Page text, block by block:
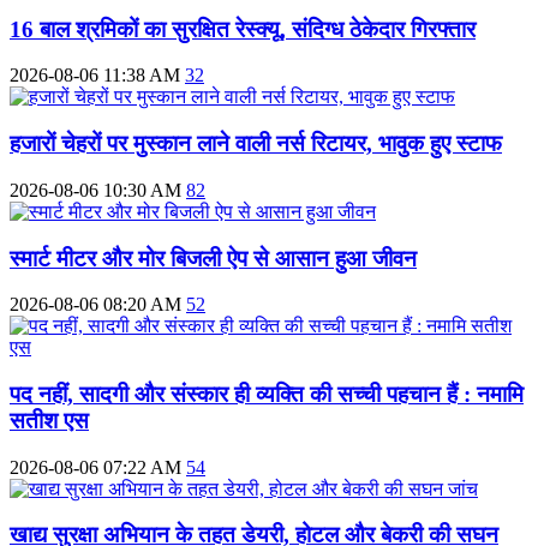
16 बाल श्रमिकों का सुरक्षित रेस्क्यू, संदिग्ध ठेकेदार गिरफ्तार
2026-08-06 11:38 AM 32
हजारों चेहरों पर मुस्कान लाने वाली नर्स रिटायर, भावुक हुए स्टाफ
2026-08-06 10:30 AM 82
स्मार्ट मीटर और मोर बिजली ऐप से आसान हुआ जीवन
2026-08-06 08:20 AM 52
पद नहीं, सादगी और संस्कार ही व्यक्ति की सच्ची पहचान हैं : नमामि
सतीश एस
2026-08-06 07:22 AM 54
खाद्य सुरक्षा अभियान के तहत डेयरी, होटल और बेकरी की सघन